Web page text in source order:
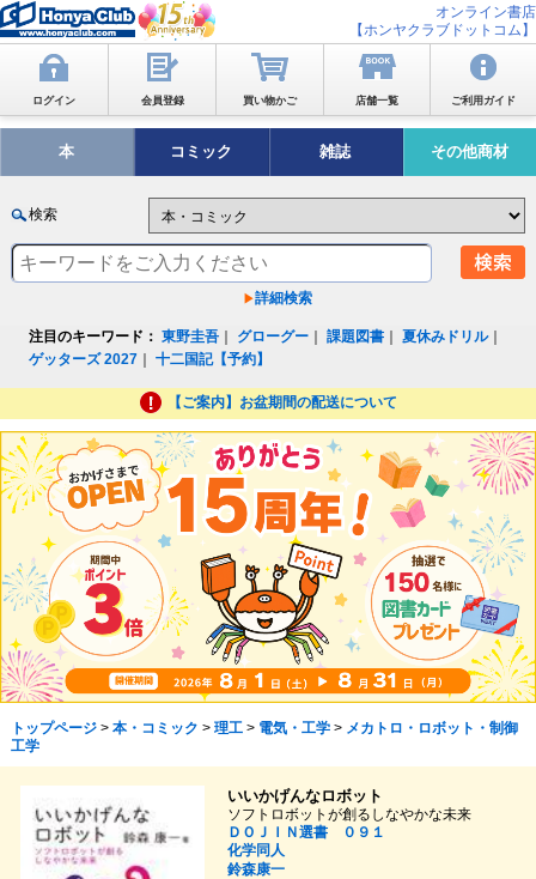
オンライン書店
【ホンヤクラブドットコム】
ログイン 会員登録 買い物かご 店舗一覧 ご利用ガイド
本 コミック 雑誌 その他商材
検索
詳細検索
注目のキーワード： 東野圭吾 グローグー ｜課題図書 ｜夏休みドリル｜
ゲッターズ 2027 ｜十二国記【予約】
【ご案内】お盆期間の配送について
トップページ> 本・コミック > 理工> 電気・工学> メカトロ・ロボット・制御
工学
いいかげんなロボット
ソフトロボットが創るしなやかな未来
ＤＯＪＩＮ選書 ０９１
化学同人
鈴森康一